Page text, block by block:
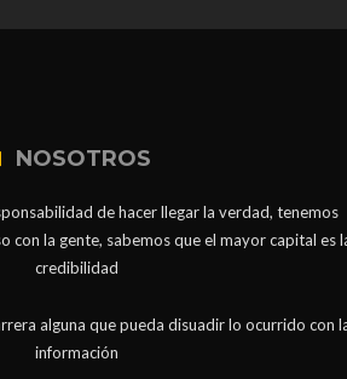
NOSOTROS
de hacer llegar la verdad, tenemos
con la gente, sabemos que el mayor capital es
credibilidad
alguna que pueda disuadir lo ocurrido con
información